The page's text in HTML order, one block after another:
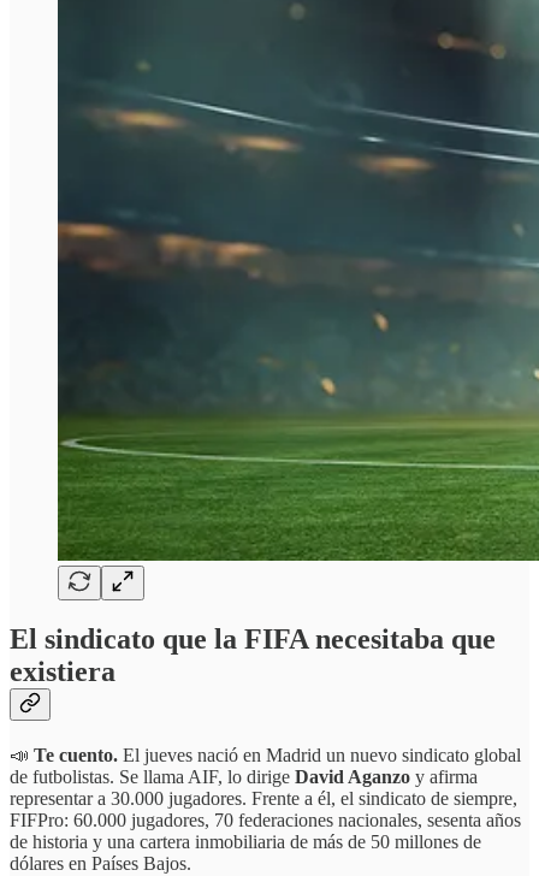
El sindicato que la FIFA necesitaba que
existiera
📣 Te cuento. El jueves nació en Madrid un nuevo sindicato global
de futbolistas. Se llama AIF, lo dirige David Aganzo y afirma
representar a 30.000 jugadores. Frente a él, el sindicato de siempre,
FIFPro: 60.000 jugadores, 70 federaciones nacionales, sesenta años
de historia y una cartera inmobiliaria de más de 50 millones de
dólares en Países Bajos.